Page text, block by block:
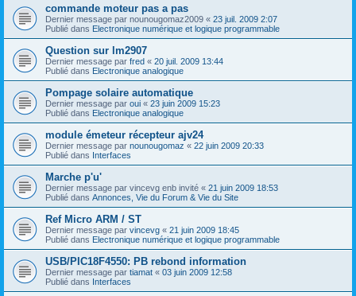
commande moteur pas a pas
Dernier message par nounougomaz2009 « 23 juil. 2009 2:07
Publié dans Electronique numérique et logique programmable
Question sur lm2907
Dernier message par fred « 20 juil. 2009 13:44
Publié dans Electronique analogique
Pompage solaire automatique
Dernier message par oui « 23 juin 2009 15:23
Publié dans Electronique analogique
module émeteur récepteur ajv24
Dernier message par nounougomaz « 22 juin 2009 20:33
Publié dans Interfaces
Marche p'u'
Dernier message par vincevg enb invité « 21 juin 2009 18:53
Publié dans Annonces, Vie du Forum & Vie du Site
Ref Micro ARM / ST
Dernier message par vincevg « 21 juin 2009 18:45
Publié dans Electronique numérique et logique programmable
USB/PIC18F4550: PB rebond information
Dernier message par tiamat « 03 juin 2009 12:58
Publié dans Interfaces